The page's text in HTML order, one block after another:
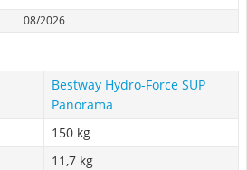
08/2026
Bestway Hydro-Force SUP
Panorama
150 kg
11,7 kg